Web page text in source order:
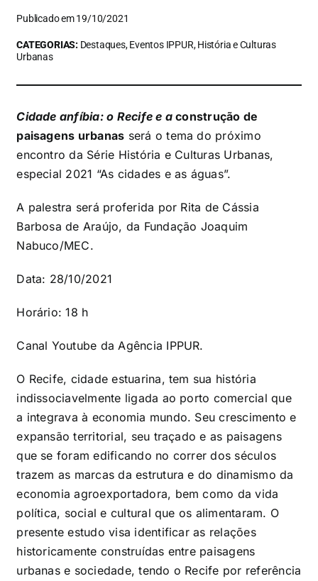
Publicado em 19/10/2021
CATEGORIAS: Destaques, Eventos IPPUR, História e Culturas
Urbanas
Cidade anfíbia: o Recife e a construção de
paisagens urbanas será o tema do próximo
encontro da Série História e Culturas Urbanas,
especial 2021 “As cidades e as águas”.
A palestra será proferida por Rita de Cássia
Barbosa de Araújo, da Fundação Joaquim
Nabuco/MEC.
Data: 28/10/2021
Horário: 18 h
Canal Youtube da Agência IPPUR.
O Recife, cidade estuarina, tem sua história
indissociavelmente ligada ao porto comercial que
a integrava à economia mundo. Seu crescimento e
expansão territorial, seu traçado e as paisagens
que se foram edificando no correr dos séculos
trazem as marcas da estrutura e do dinamismo da
economia agroexportadora, bem como da vida
política, social e cultural que os alimentaram. O
presente estudo visa identificar as relações
historicamente construídas entre paisagens
urbanas e sociedade, tendo o Recife por referência